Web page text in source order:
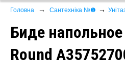
Головна → Сантехніка №❶ →
Биде
Round